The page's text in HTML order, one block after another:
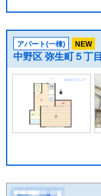
アパート(一棟) NEW
中野区 弥生町５丁目